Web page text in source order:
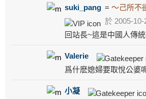
suki_pang =～己所不
於 2005-10-
回站長~這是中國人傳
Valerie
爲什麽媳婦要取悅公婆
小凝